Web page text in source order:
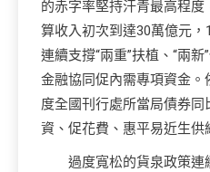
的赤字率堅持汗青最高程度
算收入初次到達30萬億元
連續支撐“兩重”扶植、“兩
金融協同促內需專項資金
度全國刊行處所當局債券同
資、促花費、惠平易近生供
過度寬松的貨泉政策連